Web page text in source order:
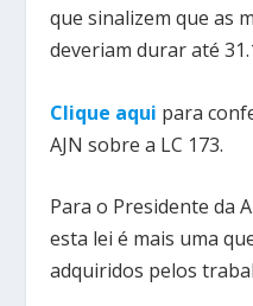
que sinalizem que as
deveriam durar até
Clique aqui para
AJN sobre a LC 173.
Para o Presidente da
esta lei é mais uma
adquiridos pelos